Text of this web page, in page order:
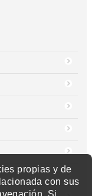
propias y de
con sus